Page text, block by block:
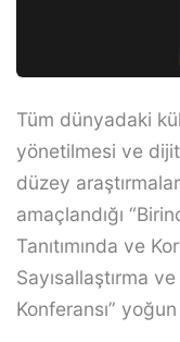
Tüm dünyadaki
yönetilmesi ve
düzey
amaçlandığı
Tanıtımında ve
Sayısallaştırma
Konferansı”